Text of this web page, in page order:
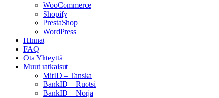
WooCommerce
Shopify
PrestaShop
WordPress
Hinnat
FAQ
Ota Yhteyttä
Muut ratkaisut
MitID – Tanska
BankID – Ruotsi
BankID – Norja